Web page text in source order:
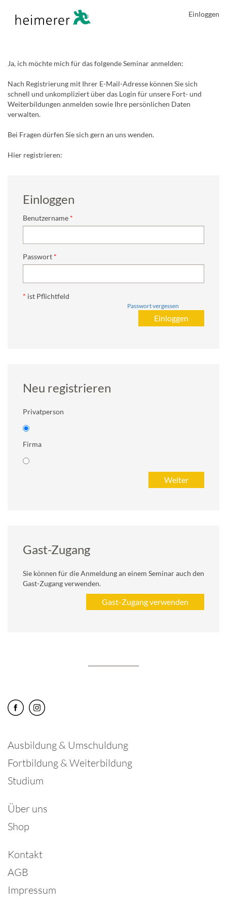
Einloggen
Ja, ich möchte mich für das folgende Seminar anmelden:
Nach Registrierung mit Ihrer E-Mail-Adresse können Sie sich
schnell und unkompliziert über das Login für unsere Fort- und
Weiterbildungen anmelden sowie Ihre persönlichen Daten
verwalten.
Bei Fragen dürfen Sie sich gern an uns wenden.
Hier registrieren:
Einloggen
Benutzername
Passwort
* ist Pflichtfeld
Passwort vergessen
Neu registrieren
Privatperson
Firma
Gast-Zugang
Sie können für die Anmeldung an einem Seminar auch den
Gast-Zugang verwenden.
Ausbildung & Umschuldung
Fortbildung & Weiterbildung
Studium
Über uns
Shop
Kontakt
AGB
Impressum